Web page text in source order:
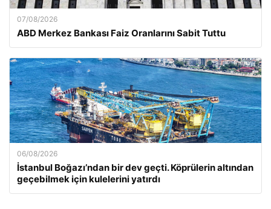
07/08/2026
ABD Merkez Bankası Faiz Oranlarını Sabit Tuttu
06/08/2026
İstanbul Boğazı’ndan bir dev geçti. Köprülerin altından
geçebilmek için kulelerini yatırdı